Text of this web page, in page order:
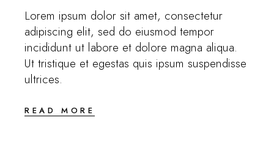
Lorem ipsum dolor sit amet, consectetur
adipiscing elit, sed do eiusmod tempor
incididunt ut labore et dolore magna aliqua.
Ut tristique et egestas quis ipsum suspendisse
ultrices.
READ MORE